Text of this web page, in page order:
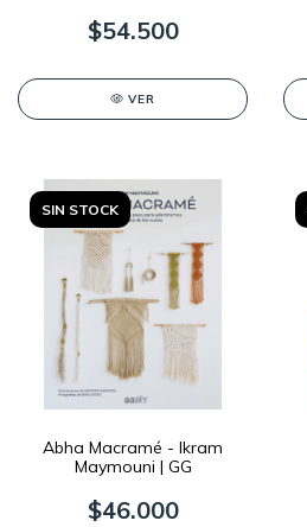
$54.500
VER
SIN STOCK
Abha Macramé - Ikram
Maymouni | GG
$46.000